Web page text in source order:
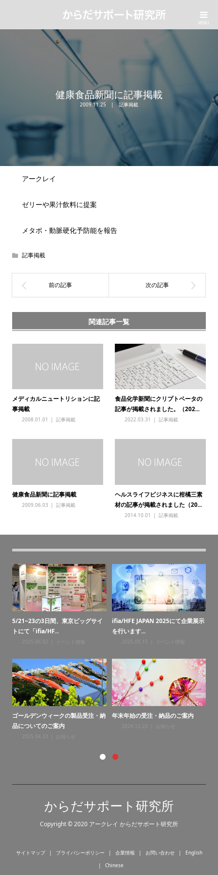
健康食品新聞に記事掲載
2009.11.25 記事掲載
アークレイ
ゼリーや果汁飲料に提案
メタボ・動脈硬化予防能を報告
記事掲載
関連記事一覧
メディカルニュートリションに記
事掲載
2008.01.01 記事掲載
食品化学新聞にクリプトベータの
記事が掲載されました。（202...
2022.03.31 記事掲載
健康食品新聞に記事掲載
2009.06.03 記事掲載
ヘルスライフビジネスに柑橘三素
材の記事が掲載されました（20...
2014.10.01 記事掲載
5/21~23の3日間、東京ビッグサイ
トにて「ifia/HF...
2025.06.02
ifia/HFE JAPAN 2025にて企業展示
を行います...
2025.05.15
ゴールデンウィークの製品受注・納
品についてのご案内
2025.04.23
年末年始の受注・納品のご案内
2024.12.20
からだサポート研究所
Copyright © 2020 アークレイ からだサポート研究所
サイトマップ プライバシーポリシー 企業情報 お問い合わせ
English
Chinese